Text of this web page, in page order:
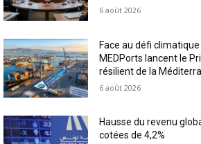
6 août 2026
Face au défi climatique
MEDPorts lancent le
résilient de la
6 août 2026
Hausse du revenu
cotées de 4,2%